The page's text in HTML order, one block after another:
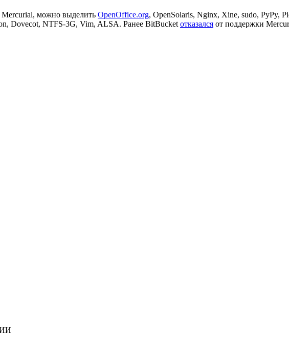
можно выделить OpenOffice.org, OpenSolaris, Nginx, Xine, sudo, PyPy,
Dovecot, NTFS-3G, Vim, ALSA. Ранее BitBucket отказался от поддержки
ИИ